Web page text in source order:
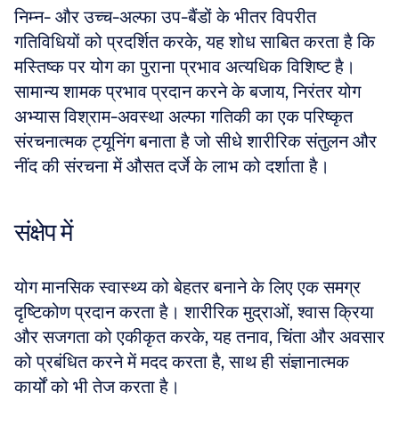
निम्न- और उच्च-अल्फा उप-बैंडों के भीतर विपरीत
गतिविधियों को प्रदर्शित करके, यह शोध साबित करता है कि
मस्तिष्क पर योग का पुराना प्रभाव अत्यधिक विशिष्ट है।
सामान्‍य शामक प्रभाव प्रदान करने के बजाय, निरंतर योग
अभ्यास विश्राम-अवस्था अल्फा गतिकी का एक परिष्कृत
संरचनात्मक ट्यूनिंग बनाता है जो सीधे शारीरिक संतुलन और
नींद की संरचना में औसत दर्जे के लाभ को दर्शाता है।
संक्षेप में
योग मानसिक स्वास्थ्य को बेहतर बनाने के लिए एक समग्र
दृष्टिकोण प्रदान करता है। शारीरिक मुद्राओं, श्वास क्रिया
और सजगता को एकीकृत करके, यह तनाव, चिंता और अवसार
को प्रबंधित करने में मदद करता है, साथ ही संज्ञानात्मक
कार्यों को भी तेज करता है।